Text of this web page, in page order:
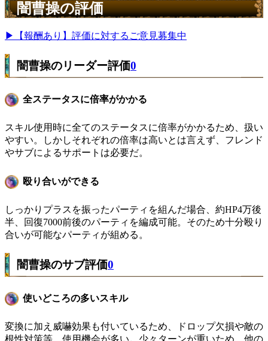
闇曹操の評価
▶【報酬あり】評価に対するご意見募集中
闇曹操のリーダー評価0
全ステータスに倍率がかかる
スキル使用時に全てのステータスに倍率がかかるため、扱い
やすい。しかしそれぞれの倍率は高いとは言えず、フレンド
やサブによるサポートは必要だ。
殴り合いができる
しっかりプラスを振ったパーティを組んだ場合、約HP4万後
半、回復7000前後のパーティを編成可能。そのため十分殴り
合いが可能なパーティが組める。
闇曹操のサブ評価0
使いどころの多いスキル
変換に加え威嚇効果も付いているため、ドロップ欠損や敵の
根性対策等、使用機会が多い。少々ターンが重いため、他の